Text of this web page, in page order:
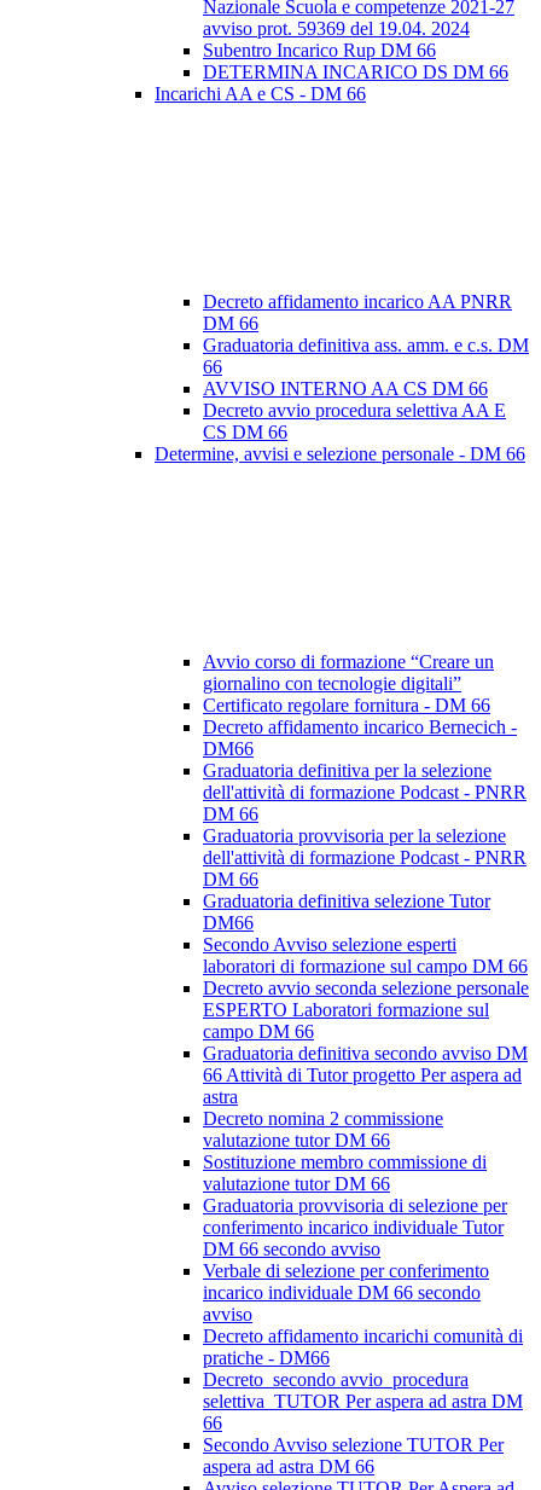
Nazionale Scuola e competenze 2021-27
avviso prot. 59369 del 19.04. 2024
Subentro Incarico Rup DM 66
DETERMINA INCARICO DS DM 66
Incarichi AA e CS - DM 66
Decreto affidamento incarico AA PNRR
DM 66
Graduatoria definitiva ass. amm. e c.s. DM
66
AVVISO INTERNO AA CS DM 66
Decreto avvio procedura selettiva AA E
CS DM 66
Determine, avvisi e selezione personale - DM 66
Avvio corso di formazione “Creare un
giornalino con tecnologie digitali”
Certificato regolare fornitura - DM 66
Decreto affidamento incarico Bernecich -
DM66
Graduatoria definitiva per la selezione
dell'attività di formazione Podcast - PNRR
DM 66
Graduatoria provvisoria per la selezione
dell'attività di formazione Podcast - PNRR
DM 66
Graduatoria definitiva selezione Tutor
DM66
Secondo Avviso selezione esperti
laboratori di formazione sul campo DM 66
Decreto avvio seconda selezione personale
ESPERTO Laboratori formazione sul
campo DM 66
Graduatoria definitiva secondo avviso DM
66 Attività di Tutor progetto Per aspera ad
astra
Decreto nomina 2 commissione
valutazione tutor DM 66
Sostituzione membro commissione di
valutazione tutor DM 66
Graduatoria provvisoria di selezione per
conferimento incarico individuale Tutor
DM 66 secondo avviso
Verbale di selezione per conferimento
incarico individuale DM 66 secondo
avviso
Decreto affidamento incarichi comunità di
pratiche - DM66
Decreto_secondo avvio_procedura
selettiva_TUTOR Per aspera ad astra DM
66
Secondo Avviso selezione TUTOR Per
aspera ad astra DM 66